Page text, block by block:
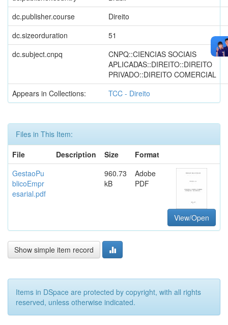
dc.publisher.course
Direito
dc.sizeorduration
51
dc.subject.cnpq
CNPQ::CIENCIAS SOCIAIS
APLICADAS::DIREITO::DIREITO
PRIVADO::DIREITO COMERCIAL
Appears in Collections:
TCC - Direito
Files in This Item:
File
Description Size
Format
GestaoPu
blicoEmpr
esarial.pdf
960.73
kB
Adobe
PDF
View/Open
Show simple item record
Items in DSpace are protected by copyright, with all rights
reserved, unless otherwise indicated.